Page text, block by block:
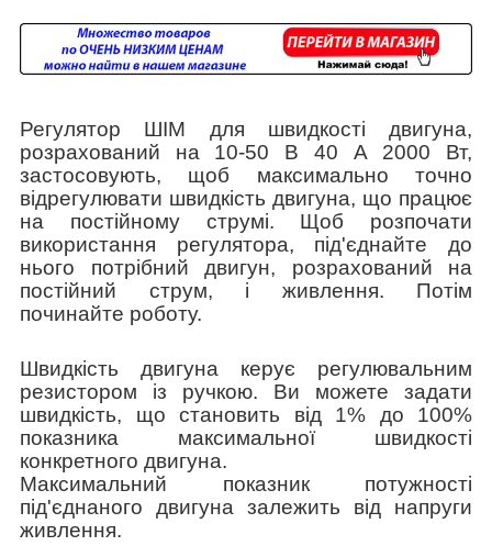
Регулятор ШІМ для швидкості двигуна,
розрахований на 10-50 В 40 А 2000 Вт,
застосовують, щоб максимально точно
відрегулювати швидкість двигуна, що працює
на постійному струмі. Щоб розпочати
використання регулятора, під'єднайте до
нього потрібний двигун, розрахований на
постійний струм, і живлення. Потім
починайте роботу.
Швидкість двигуна керує регулювальним
резистором із ручкою. Ви можете задати
швидкість, що становить від 1% до 100%
показника максимальної швидкості
конкретного двигуна.
Максимальний показник потужності
під'єднаного двигуна залежить від напруги
живлення.